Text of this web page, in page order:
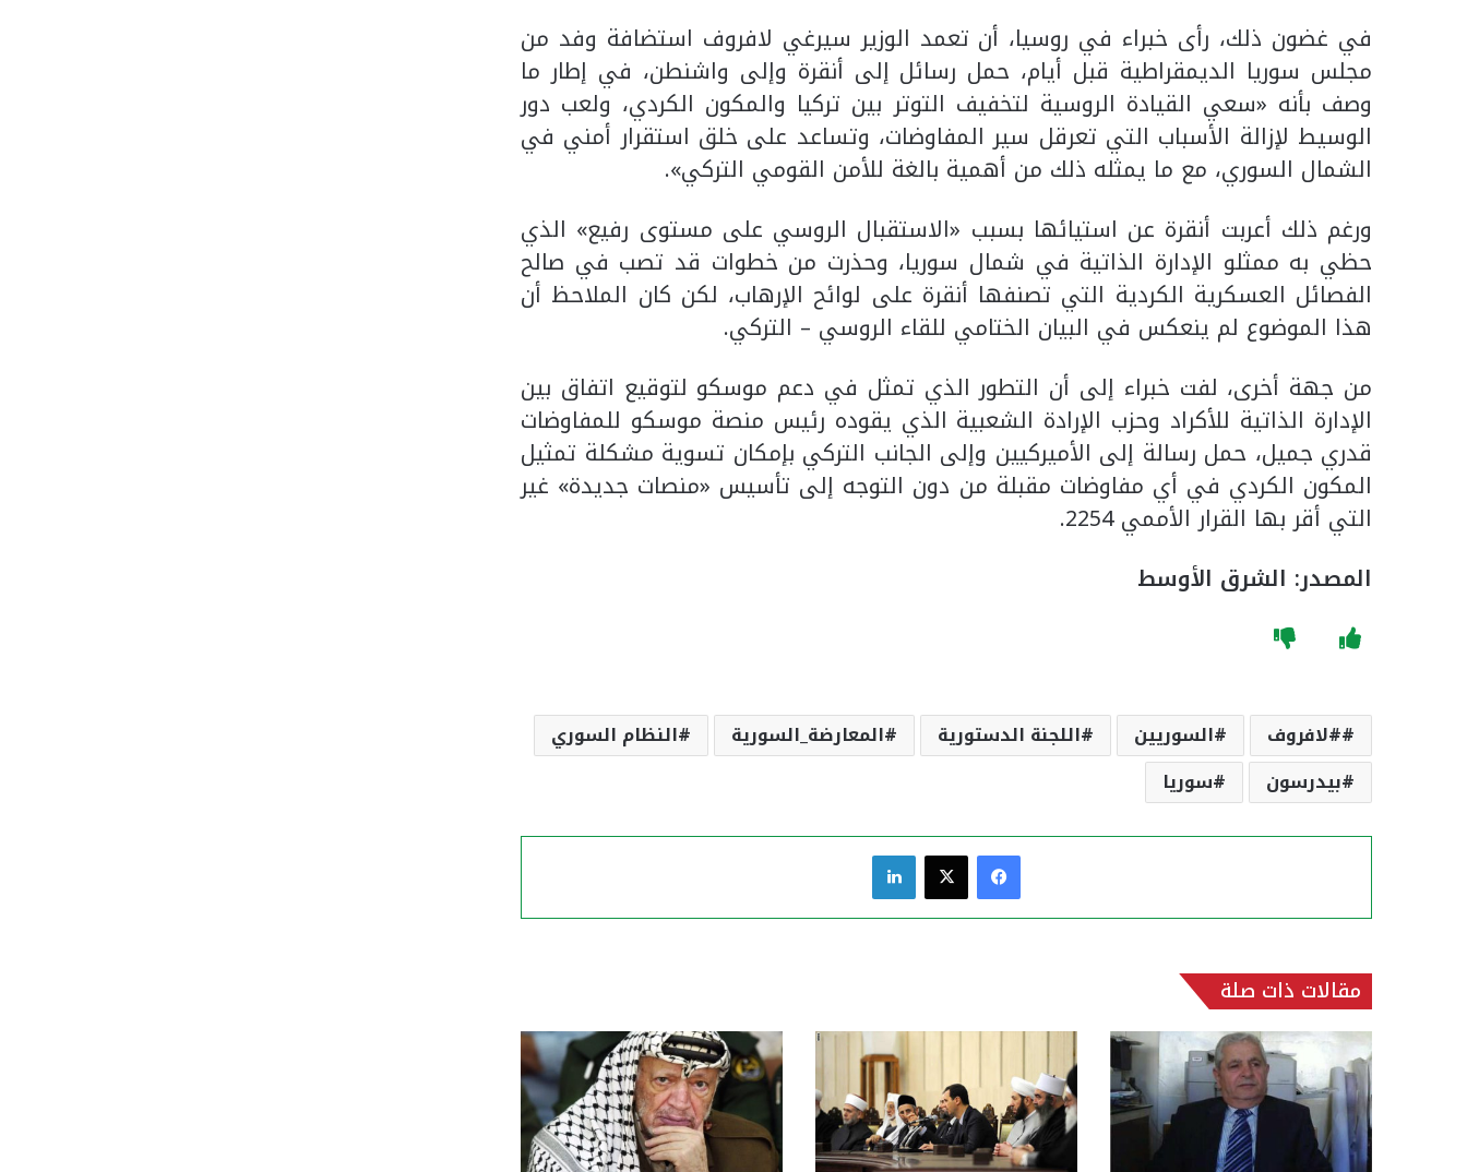
في غضون ذلك، رأى خبراء في روسيا، أن تعمد الوزير سيرغي لافروف استضافة وفد من
مجلس سوريا الديمقراطية قبل أيام، حمل رسائل إلى أنقرة وإلى واشنطن، في إطار ما
وصف بأنه «سعي القيادة الروسية لتخفيف التوتر بين تركيا والمكون الكردي، ولعب دور
الوسيط لإزالة الأسباب التي تعرقل سير المفاوضات، وتساعد على خلق استقرار أمني في
الشمال السوري، مع ما يمثله ذلك من أهمية بالغة للأمن القومي التركي».
ورغم ذلك أعربت أنقرة عن استيائها بسبب «الاستقبال الروسي على مستوى رفيع» الذي
حظي به ممثلو الإدارة الذاتية في شمال سوريا، وحذرت من خطوات قد تصب في صالح
الفصائل العسكرية الكردية التي تصنفها أنقرة على لوائح الإرهاب، لكن كان الملاحظ أن
هذا الموضوع لم ينعكس في البيان الختامي للقاء الروسي – التركي.
من جهة أخرى، لفت خبراء إلى أن التطور الذي تمثل في دعم موسكو لتوقيع اتفاق بين
الإدارة الذاتية للأكراد وحزب الإرادة الشعبية الذي يقوده رئيس منصة موسكو للمفاوضات
قدري جميل، حمل رسالة إلى الأميركيين وإلى الجانب التركي بإمكان تسوية مشكلة تمثيل
المكون الكردي في أي مفاوضات مقبلة من دون التوجه إلى تأسيس «منصات جديدة» غير
التي أقر بها القرار الأممي 2254.
المصدر: الشرق الأوسط
#لافروف السوريين اللجنة الدستورية المعارضة_السورية
النظام السوري
بيدرسون
سوريا
فيسبوك
مقالات ذات صلة